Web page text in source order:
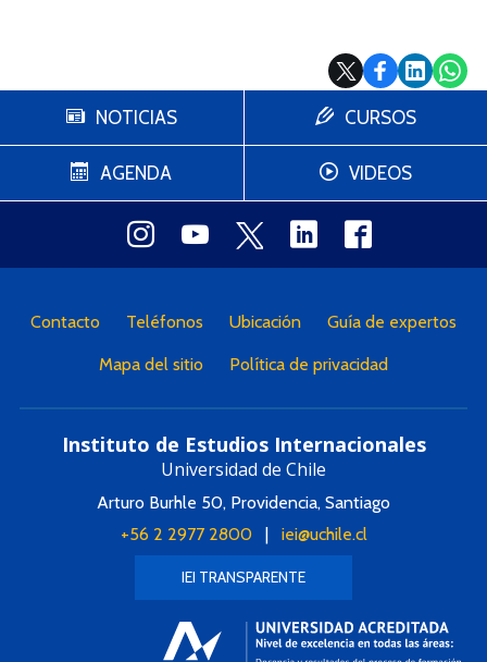
NOTICIAS
AGENDA
CURSOS
VIDEOS
Contacto Teléfonos Ubicación Guía de expertos
Mapa del sitio Política de privacidad
Instituto de Estudios Internacionales
Universidad de Chile
Arturo Burhle 50, Providencia, Santiago
+56 2 2977 2800| iei@uchile.cl
IEI TRANSPARENTE